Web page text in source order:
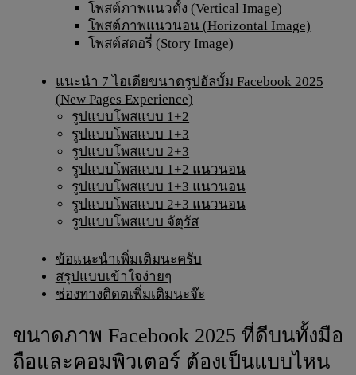
โพสต์ภาพแนวตั้ง (Vertical Image)
โพสต์ภาพแนวนอน (Horizontal Image)
โพสต์สตอรี่ (Story Image)
แนะนำ 7 ไอเดียขนาดรูปอัลบั้ม Facebook 2025
(New Pages Experience)
รูปแบบโพสแบบ 1+2
รูปแบบโพสแบบ 1+3
รูปแบบโพสแบบ 2+3
รูปแบบโพสแบบ 1+2 แนวนอน
รูปแบบโพสแบบ 1+3 แนวนอน
รูปแบบโพสแบบ 2+3 แนวนอน
รูปแบบโพสแบบ จัตุรัส
ข้อแนะนำเพิ่มเติมนะครับ
สรุปแบบเข้าใจง่ายๆ
ช่องทางติดตเพิ่มเติมนะจ๊ะ
ขนาดภาพ Facebook 2025 ที่ดีบนทั้งมือ
ถือและคอมพิวเตอร์ ต้องเป็นแบบไหน